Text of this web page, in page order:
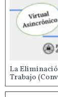
La
Trabajo